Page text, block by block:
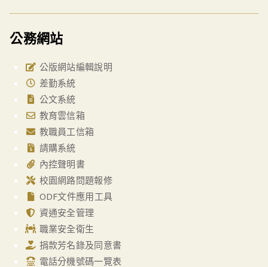
公務網站
公版網站編輯說明
差勤系統
公文系統
教育雲信箱
教職員工信箱
請購系統
內控聲明書
校園網路問題報修
ODF文件應用工具
資通安全管理
職業安全衛生
捐款芳名錄及同意書
電話分機號碼一覽表